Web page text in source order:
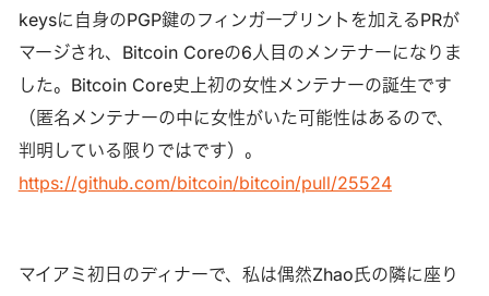
keysに自身のPGP鍵のフィンガープリントを加えるPRが
マージされ、Bitcoin Coreの6人目のメンテナーになりま
した。Bitcoin Core史上初の女性メンテナーの誕生です
（匿名メンテナーの中に女性がいた可能性はあるので、
判明している限りではです）。
https://github.com/bitcoin/bitcoin/pull/25524
マイアミ初日のディナーで、私は偶然Zhao氏の隣に座り